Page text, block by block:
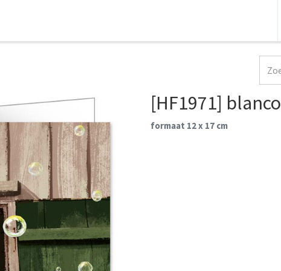
[HF1971] blanco
formaat 12 x 17 cm